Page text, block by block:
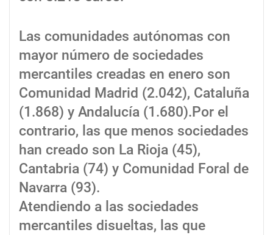
Las comunidades autónomas con
mayor número de sociedades
mercantiles creadas en enero son
Comunidad Madrid (2.042), Cataluña
(1.868) y Andalucía (1.680).Por el
contrario, las que menos sociedades
han creado son La Rioja (45),
Cantabria (74) y Comunidad Foral de
Navarra (93).
Atendiendo a las sociedades
mercantiles disueltas, las que